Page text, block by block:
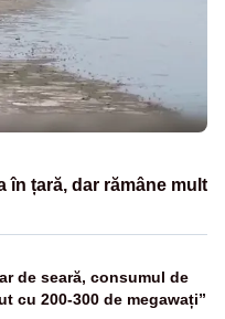
în țară, dar rămâne mult
de seară, consumul de
cu 200-300 de megawați”